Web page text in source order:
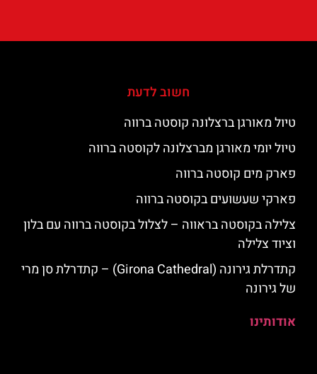
חשוב לדעת
טיול מאורגן ברצלונה קוסטה ברווה
טיול יומי מאורגן מברצלונה לקוסטה ברווה
פארק מים קוסטה ברווה
פארקי שעשועים בקוסטה ברווה
צלילה בקוסטה בראווה – לצלול בקוסטה ברווה עם בלון
וציוד צלילה
קתדרלת גירונה (Girona Cathedral) – קתדרלת סן מרי
של גירונה
אודותינו